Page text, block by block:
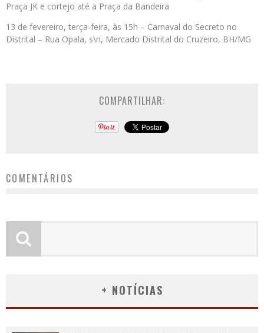
Praça JK e cortejo até a Praça da Bandeira
13 de fevereiro, terça-feira, às 15h – Carnaval do Secreto no
Distrital – Rua Opala, s\n, Mercado Distrital do Cruzeiro, BH/MG
COMPARTILHAR:
COMENTÁRIOS
+ NOTÍCIAS